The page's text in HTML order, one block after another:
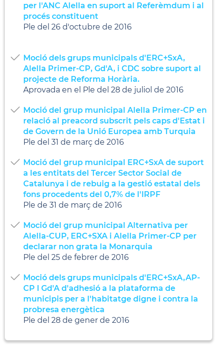
per l'ANC Alella en suport al Referèmdum i al
procés constituent
Ple del 26 d'octubre de 2016
Moció dels grups municipals d'ERC+SxA,
Alella Primer-CP, Gd'A, i CDC sobre suport al
projecte de Reforma Horària.
Aprovada en el Ple del 28 de juliol de 2016
Moció del grup municipal Alella Primer-CP en
relació al preacord subscrit pels caps d'Estat i
de Govern de la Unió Europea amb Turquia
Ple del 31 de març de 2016
Moció del grup municipal ERC+SxA de suport
a les entitats del Tercer Sector Social de
Catalunya i de rebuig a la gestió estatal dels
fons procedents del 0,7% de l'IRPF
Ple de 31 de març de 2016
Moció del grup municipal Alternativa per
Alella-CUP, ERC+SXA i Alella Primer-CP per
declarar non grata la Monarquia
Ple del 25 de febrer de 2016
Moció dels grups municipals d'ERC+SxA,AP-
CP I Gd'A d'adhesió a la plataforma de
municipis per a l'habitatge digne i contra la
probresa energètica
Ple del 28 de gener de 2016